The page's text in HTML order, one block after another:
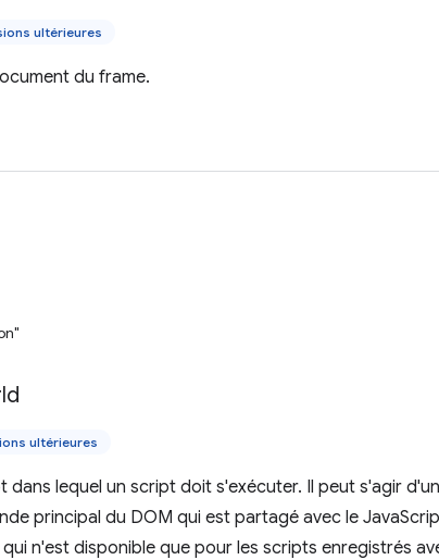
ultérieures
du frame.
ultérieures
dans lequel un script doit s'exécuter. Il peut s'agir
principal du DOM qui est partagé avec le
n'est disponible que pour les scripts enregistrés